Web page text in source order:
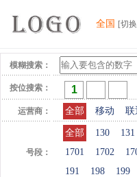
全国 [切
模糊搜索：
按位搜索：
运营商： 全部 移动 联
号段：
全部 130 131
1701
1702
191
198 199